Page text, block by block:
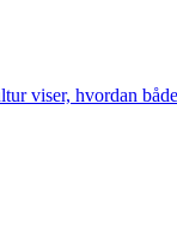
viser, hvordan